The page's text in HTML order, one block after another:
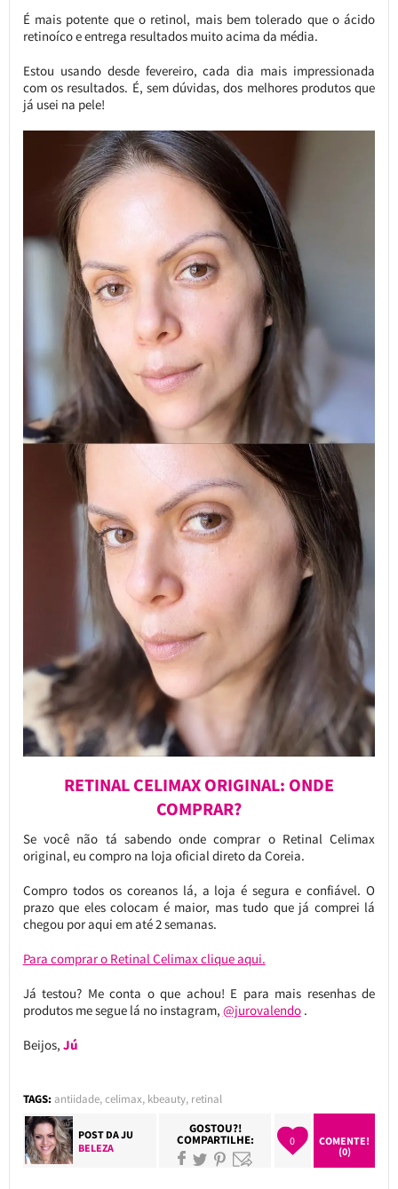
É mais potente que o retinol, mais bem tolerado que o ácido
retinoíco e entrega resultados muito acima da média.
Estou usando desde fevereiro, cada dia mais impressionada
com os resultados. É, sem dúvidas, dos melhores produtos que
já usei na pele!
RETINAL CELIMAX ORIGINAL: ONDE
COMPRAR?
Se você não tá sabendo onde comprar o Retinal Celimax
original, eu compro na loja oficial direto da Coreia.
Compro todos os coreanos lá, a loja é segura e confiável. O
prazo que eles colocam é maior, mas tudo que já comprei lá
chegou por aqui em até 2 semanas.
Para comprar o Retinal Celimax clique aqui.
Já testou? Me conta o que achou! E para mais resenhas de
produtos me segue lá no instagram, @jurovalendo.
Beijos, Jú
TAGS: antiidade,celimax, kbeauty, retinal
POST DAJU
BELEZA
GOSTOU?!
COMPARTILHE: 0
COMENTE!
(0)